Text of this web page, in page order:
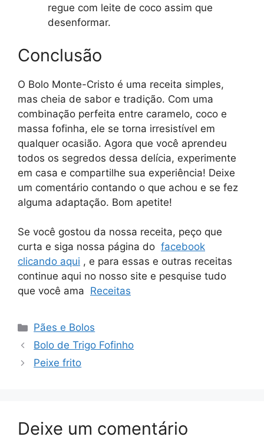
regue com leite de coco assim que
desenformar.
Conclusão
O Bolo Monte-Cristo é uma receita simples,
mas cheia de sabor e tradição. Com uma
combinação perfeita entre caramelo, coco e
massa fofinha, ele se torna irresistível em
qualquer ocasião. Agora que você aprendeu
todos os segredos dessa delícia, experimente
em casa e compartilhe sua experiência! Deixe
um comentário contando o que achou e se fez
alguma adaptação. Bom apetite!
Se você gostou da nossa receita, peço que
curta e siga nossa página do facebook
clicando aqui , e para essas e outras receitas
continue aqui no nosso site e pesquise tudo
que você ama Receitas
Categorias
Pães e Bolos
Bolo de Trigo Fofinho
Peixe frito
Deixe um comentário